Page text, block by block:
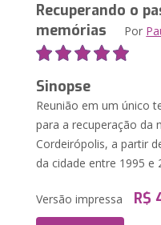
Recuperando o
memórias Por
Sinopse
Reunião em um único
para a recuperação da
Cordeirópolis, a partir
da cidade entre 1995 e
Versão impressa R$